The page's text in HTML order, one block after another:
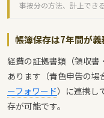
事按分の方法、計上でき
帳簿保存は7年間が義
経費の証拠書類（領収書
あります（青色申告の
ーフォワード）に連携し
存が可能です。